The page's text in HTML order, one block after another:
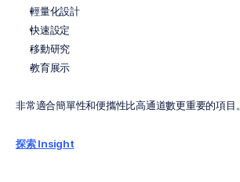
輕量化設計
快速設定
移動研究
教育展示
非常適合簡單性和便攜性比高通道數更重要的項目。
探索 Insight